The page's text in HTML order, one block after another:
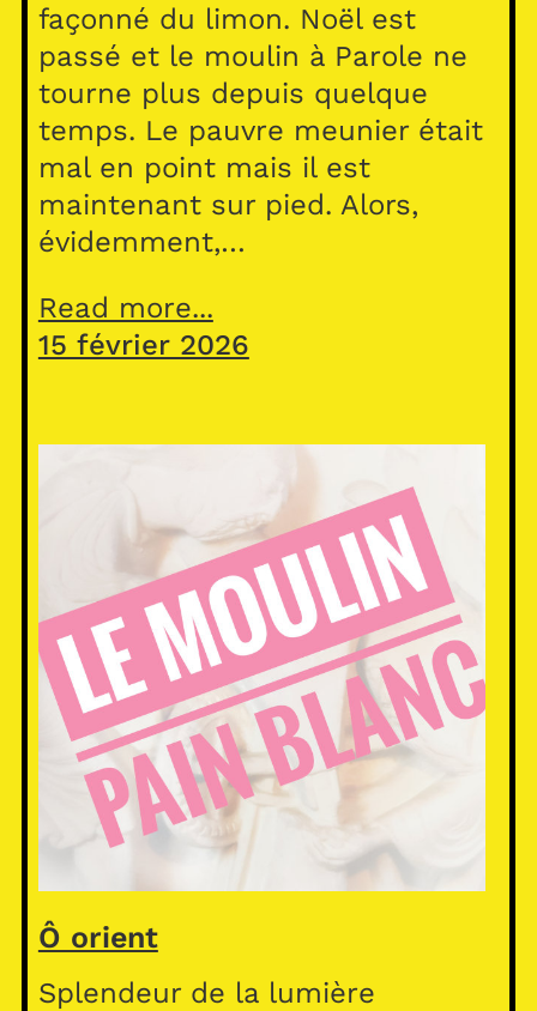
façonné du limon. Noël est
passé et le moulin à Parole ne
tourne plus depuis quelque
temps. Le pauvre meunier était
mal en point mais il est
maintenant sur pied. Alors,
évidemment,…
Read more...
15 février 2026
Ô orient
Splendeur de la lumière